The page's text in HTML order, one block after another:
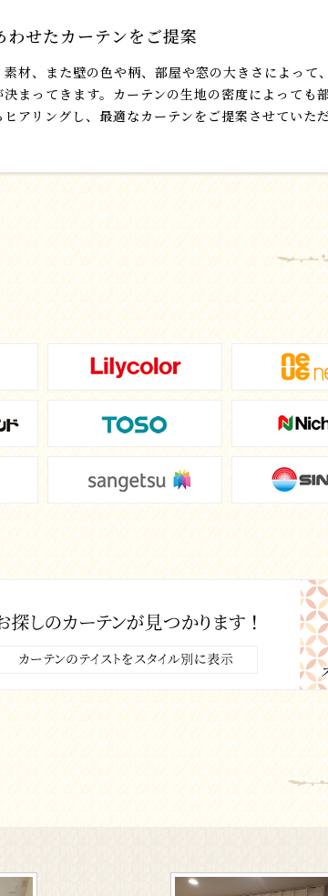
わせたカーテンをご提案
材、また壁の色や柄、部屋や窓の大きさによって
決まってきます。カーテンの生地の密度によっても
アリングし、最適なカーテンをご提案させていただ